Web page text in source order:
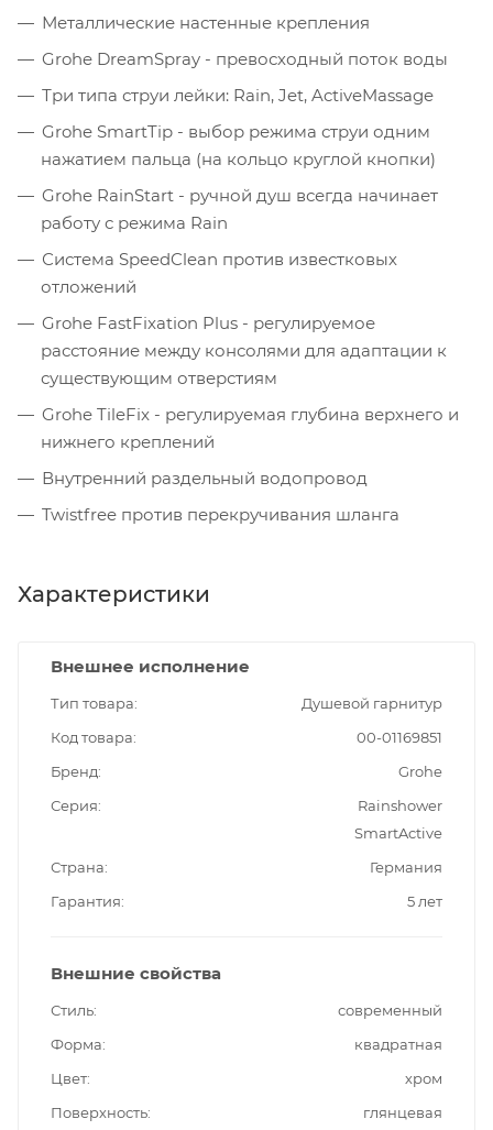
Металлические настенные крепления
Grohe DreamSpray - превосходный поток воды
Три типа струи лейки: Rain, Jet, ActiveMassage
Grohe SmartTip - выбор режима струи одним
нажатием пальца (на кольцо круглой кнопки)
Grohe RainStart - ручной душ всегда начинает
работу с режима Rain
Система SpeedClean против известковых
отложений
Grohe FastFixation Plus - регулируемое
расстояние между консолями для адаптации к
существующим отверстиям
Grohe TileFix - регулируемая глубина верхнего и
нижнего креплений
Внутренний раздельный водопровод
Twistfree против перекручивания шланга
Характеристики
Внешнее исполнение
Тип товара
Душевой гарнитур
Код товара
00-01169851
Бренд
Grohe
Серия
Rainshower
SmartActive
Страна
Германия
Гарантия
5 лет
Внешние свойства
Стиль
современный
Форма
квадратная
Цвет
хром
Поверхность
глянцевая